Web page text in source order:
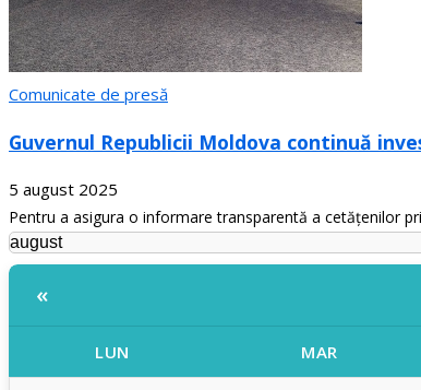
Comunicate de presă
Guvernul Republicii Moldova continuă
5 august 2025
Pentru a asigura o informare transparentă a cetățenilor
«
LUN MAR